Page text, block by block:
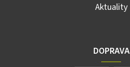
Aktuality
DOPRAVA